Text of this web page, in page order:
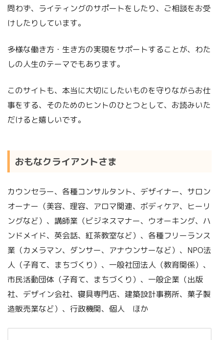
問わず、ライティングのサポートをしたり、ご相談をお受
けしたりしています。
多様な働き方・生き方の実現をサポートすることが、わた
しの人生のテーマでもあります。
このサイトも、本当に大切にしたいものを守りながらお仕
事をする、そのためのヒントのひとつとして、お読みいた
だけると嬉しいです。
おもなクライアントさま
カウンセラー、各種コンサルタント、デザイナー、サロン
オーナー（美容、理容、アロマ関連、ボディケア、ヒーリ
ングなど）、講師業（ビジネスマナー、ウオーキング、ハ
ンドメイド、英会話、紅茶教室など）、各種フリーランス
業（カメラマン、ダンサー、アナウンサーなど）、NPO法
人（子育て、まちづくり）、一般社団法人（教育関係）、
市民活動団体（子育て、まちづくり）、一般企業（出版
社、デザイン会社、寝具専門店、建築設計事務所、菓子製
造販売業など）、行政機関、個人 ほか